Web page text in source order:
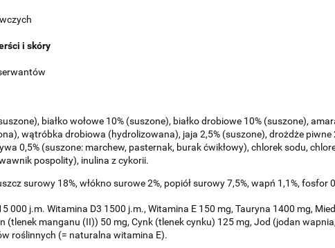
i skóry
białko wołowe 10% (suszone), białko drobiowe 10% (suszone),
wątróbka drobiowa (hydrolizowana), jaja 2,5% (suszone), drożdże piwne
0,5% (suszone: marchew, pasternak, burak ćwikłowy), chlorek sodu,
pospolity), inulina z cykorii.
surowy 18%, włókno surowe 2%, popiół surowy 7,5%, wapń 1,1%, fosfor
000 j.m. Witamina D3 1500 j.m., Witamina E 150 mg, Tauryna 1400 mg,
manganu (II)) 50 mg, Cynk (tlenek cynku) 125 mg, Jod (jodan
roślinnych (= naturalna witamina E).